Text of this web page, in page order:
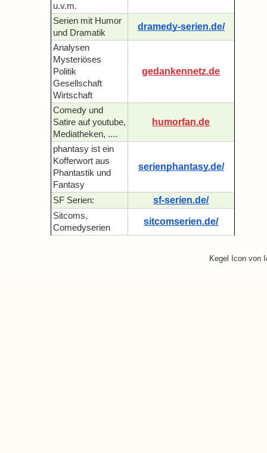
u.v.m.
Serien mit Humor
und Dramatik
dramedy-serien.de/
Analysen
Mysteriöses
Politik
Gesellschaft
Wirtschaft
gedankennetz.de
Comedy und
Satire auf youtube,
Mediatheken, ....
humorfan.de
phantasy ist ein
Kofferwort aus
Phantastik und
Fantasy
serienphantasy.de/
SF Serien: sf-serien.de/
Sitcoms,
Comedyserien
sitcomserien.de/
Kegel Icon von